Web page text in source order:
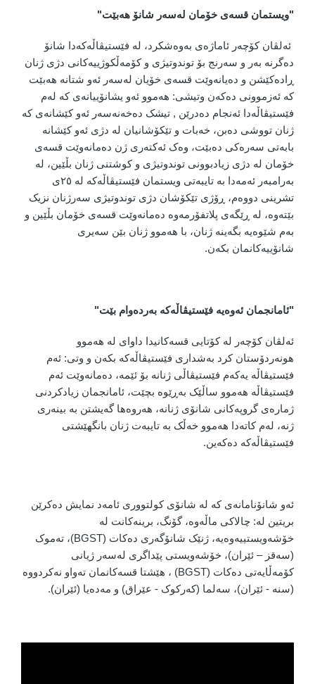
"ویستمان قسەی خۆمان لەسەر شانۆ هەبێت"
ئەلڤان کۆچەر ئاماژەی بەوەشکرد، لە فێستیڤاڵەکەدا شانۆ
دەگرنە بەر و سەرنج بۆ توندوتیژی و کۆمەڵکوژییەکانی دژی ژنان
ڕادەکێشن و دەیانەوێت قسەی خۆیان لەسەر ئەو شتانە هەبێت
کە ئەزموونی دەکەن وتیشی: هەموو ئەو یشانۆییانەی کە لەم
فێستیڤاڵەدا ئەنجام دەدرێن , تیشک دەخەنەسەر ئەو کێشانەی کە
ژنان تووشی دەبن، خەبات و تێکۆشانیان لە دژی ئەو کێشانە
بابەتی سەرەکی دەبێت، وەک ئەکتەری ژن دەمانەوێت قسەی
خۆمان لە دژی زیادبوونی توندوتیژی و کوشتنی ژنان بڵێین، لە
بەرامبەر ئەمەدا بە تایبەتی ویستمان فێستیڤاڵەکە لە ٢٥ی
تشرینی دووەم، ڕۆژی تێکۆشان دژی توندوتیژی سەرژنان نزیک
بێتەوە، لە ڕێگەی پلاتفۆرمەوە دەمانەوێت قسەی خۆمان بڵێین و
بەم شێوەیە بگەینە ژنان، با هەموو ژنان بێن سەیری
شانۆییەکانمان بکەن.
"ئامانجمان ئەوەیە فێستیڤاڵەکە بەردەوام بێت"
ئەلڤان کۆچەر لە کۆتایی قسەکانیدا داوای لە هەموو
هونەردۆستان کرد بەشداری فێستیڤاڵەکە بکەن و وتی: ئەم
فێستیڤاڵە یەکەم فێستیڤاڵی ژنانە بۆ ئێمە، دەمانەوێت ئەم
فێستیڤاڵە هەموو ساڵێک بەڕێوە بچێت، ئامانجمان زیادکردنی
ژمارەی گروپەکانی شانۆی ژنانە، هەروەها گەیشتن بە بینەری
ژنە، لەم کاتەدا هەموو خەڵک بە تایبەت ژنان بانگهێشتی
فێستیڤاڵەکە دەکەین.
ئەو شانۆنامانەی کە لە شانۆی کولتووری ئامەد نمایش دەکرێن
بریتین لە: چالاکی ماڵەوە، گۆنگ، برینەکانت لە
خۆشەویستییەوەیە، ژنێک شانۆگەری دەکات (BGST)، تەموک
(سەقز – ئێران)، خۆشەویستی پێداگری لەسەر ژیانی
کۆمەڵایەتی دەکات (BGST) ، هێشتا قسەکانمان تەواو نەکردووە
(سنە - ئێران)، سەلما (کەرکوک - عێراق) و مەدەیا (ئێران).